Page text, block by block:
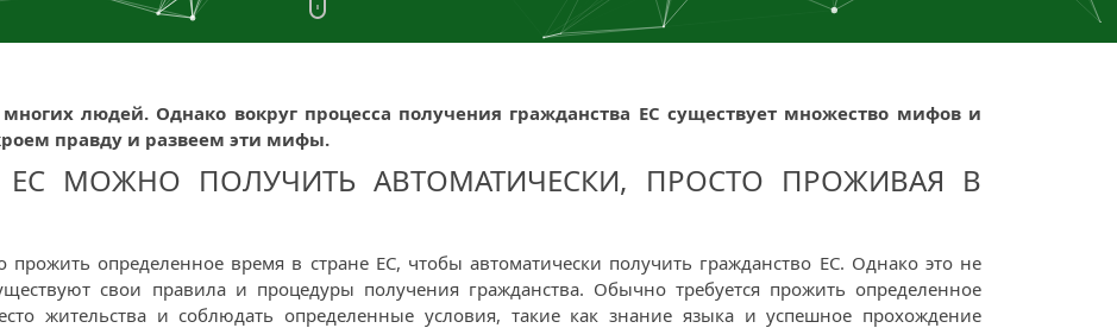
людей. Однако вокруг процесса получения гражданства ЕС существует множество мифов и
правду и развеем эти мифы.
МОЖНО ПОЛУЧИТЬ АВТОМАТИЧЕСКИ, ПРОСТО ПРОЖИВАЯ В
определенное время в стране ЕС, чтобы автоматически получить гражданство ЕС. Однако это не
свои правила и процедуры получения гражданства. Обычно требуется прожить определенное
жительства и соблюдать определенные условия, такие как знание языка и успешное прохождение